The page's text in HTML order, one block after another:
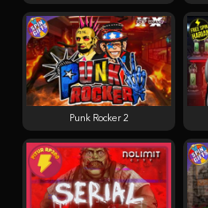
Punk Rocker 2